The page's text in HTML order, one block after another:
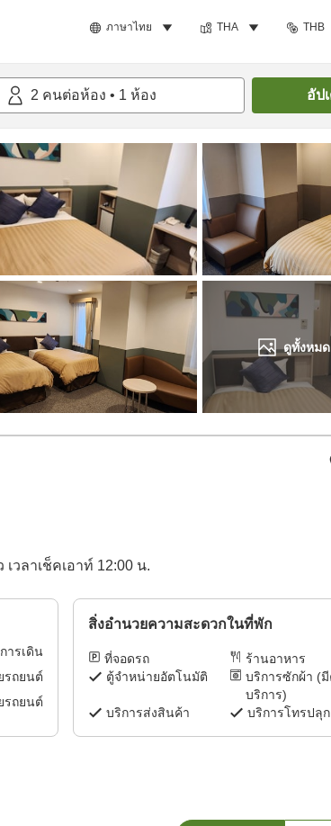
ภาษาไทย THA THB
2 คนต่อห้อง • 1 ห้อง อัป
ดูทั้งหมด
ค้นห
ลาเช็คเอาท์ 12:00 น.
การเดิน
รถยนต์
รถยนต์
สิ่งอำนวยความสะดวกในที่พัก
ที่จอดรถ
ร้านอาหาร
ตู้จำหน่ายอัตโนมัติ
บริการซักผ้า (
บริการ)
บริการส่งสินค้า
บริการโทรปลุก